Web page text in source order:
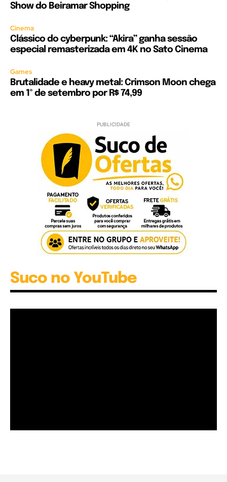
Show do Beiramar Shopping
Cinema
Clássico do cyberpunk: “Akira” ganha sessão
especial remasterizada em 4K no Sato Cinema
Games
Brutalidade e heavy metal: Crimson Moon chega
em 1º de setembro por R$ 74,99
PUBLICIDADE
Suco no YouTube